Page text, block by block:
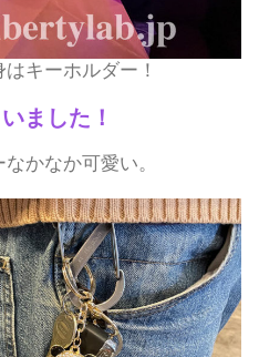
キーホルダー！
ました！
かなか可愛い。